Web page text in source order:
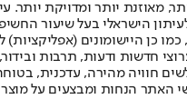
מאוזנת יותר ומדויקת יותר.
פורסמה ב-30 ביולי 2007, וב-2010 הפך
חדשות ודעות, תרבות
חוויה מהירה, עדכנית,
האתר הנחות ומבצעים על